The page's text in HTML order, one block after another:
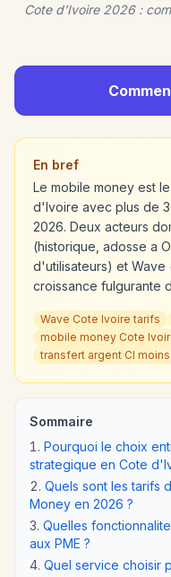
Cote d'Ivoire 2026 :
En bref
Le mobile money est
d'Ivoire avec plus de
2026. Deux acteurs
(historique, adosse a
d'utilisateurs) et Wave
croissance fulgurante
Wave Cote Ivoire tarifs
mobile money Cote
transfert argent CI
Sommaire
Pourquoi le choix
strategique en Cote
Quels sont les tarifs
Money en 2026 ?
Quelles
aux PME ?
Quel service choisir